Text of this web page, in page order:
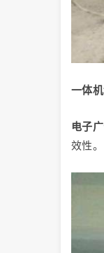
一体
电子
效性。